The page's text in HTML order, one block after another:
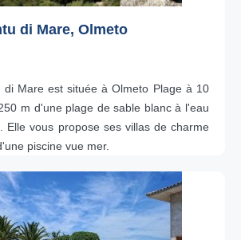
di Mare, Olmeto
di Mare est située à Olmeto Plage à 10
m d'une plage de sable blanc à l'eau
Elle vous propose ses villas de charme
piscine vue mer.